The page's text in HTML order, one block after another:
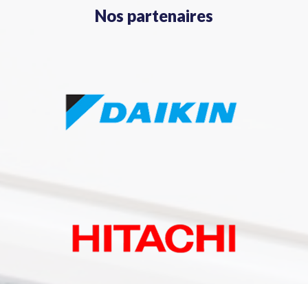
Nos partenaires